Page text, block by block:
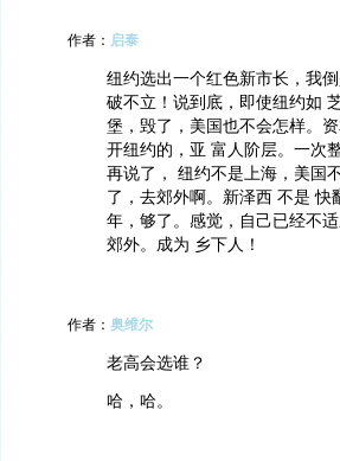
作者： 启泰
纽约选出一个红色新市长，我
破不立！说到底，即使纽约如
堡，毁了，美国也不会怎样。
开纽约的，亚 富人阶层。一次
再说了， 纽约不是上海，美国
了，去郊外啊。新泽西 不是 快
年，够了。感觉，自己已经不
郊外。成为 乡下人！
作者： 奥维尔
老高会选谁？
哈，哈。